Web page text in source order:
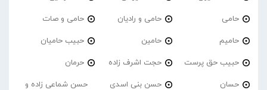
حامی حامی و رادیان حامی و صات
حامیم حامین حبیب حامیان
حبیب حق پرست حجت اشرف زاده حرمان
حسان حسن بنی اسدی
حسن شماعی زاده و